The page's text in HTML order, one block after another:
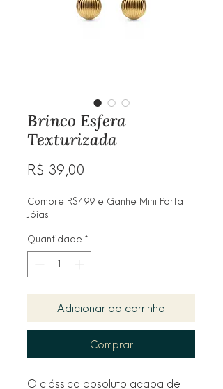
Brinco Esfera
Texturizada
R$ 39,00
Compre R$499 e Ganhe Mini Porta
Jóias
Quantidade *
Adicionar ao carrinho
Comprar
O clássico absoluto acaba de